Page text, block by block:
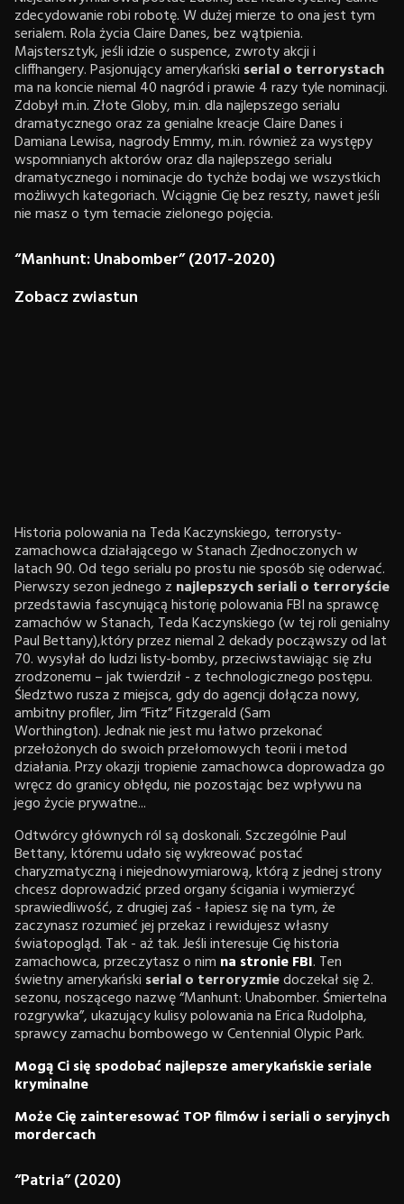
zdecydowanie robi robotę. W dużej mierze to ona jest tym
serialem. Rola życia Claire Danes, bez wątpienia.
Majstersztyk, jeśli idzie o suspence, zwroty akcji i
cliffhangery. Pasjonujący amerykański serial o terrorystach
ma na koncie niemal 40 nagród i prawie 4 razy tyle nominacji.
Zdobył m.in. Złote Globy, m.in. dla najlepszego serialu
dramatycznego oraz za genialne kreacje Claire Danes i
Damiana Lewisa, nagrody Emmy, m.in. również za występy
wspomnianych aktorów oraz dla najlepszego serialu
dramatycznego i nominacje do tychże bodaj we wszystkich
możliwych kategoriach. Wciągnie Cię bez reszty, nawet jeśli
nie masz o tym temacie zielonego pojęcia.
“Manhunt: Unabomber” (2017-2020)
Zobacz zwiastun
Historia polowania na Teda Kaczynskiego, terrorysty-
zamachowca działającego w Stanach Zjednoczonych w
latach 90. Od tego serialu po prostu nie sposób się oderwać.
Pierwszy sezon jednego z najlepszych seriali o terroryście
przedstawia fascynującą historię polowania FBI na sprawcę
zamachów w Stanach, Teda Kaczynskiego (w tej roli genialny
Paul Bettany),który przez niemal 2 dekady począwszy od lat
70. wysyłał do ludzi listy-bomby, przeciwstawiając się złu
zrodzonemu – jak twierdził - z technologicznego postępu.
Śledztwo rusza z miejsca, gdy do agencji dołącza nowy,
ambitny profiler, Jim “Fitz” Fitzgerald (Sam
Worthington). Jednak nie jest mu łatwo przekonać
przełożonych do swoich przełomowych teorii i metod
działania. Przy okazji tropienie zamachowca doprowadza go
wręcz do granicy obłędu, nie pozostając bez wpływu na
jego życie prywatne...
Odtwórcy głównych ról są doskonali. Szczególnie Paul
Bettany, któremu udało się wykreować postać
charyzmatyczną i niejednowymiarową, którą z jednej strony
chcesz doprowadzić przed organy ścigania i wymierzyć
sprawiedliwość, z drugiej zaś - łapiesz się na tym, że
zaczynasz rozumieć jej przekaz i rewidujesz własny
światopogląd. Tak - aż tak. Jeśli interesuje Cię historia
zamachowca, przeczytasz o nim na stronie FBI. Ten
świetny amerykański serial o terroryzmiedoczekał się 2.
sezonu, noszącego nazwę “Manhunt: Unabomber. Śmiertelna
rozgrywka”, ukazujący kulisy polowania na Erica Rudolpha,
sprawcy zamachu bombowego w Centennial Olypic Park.
Mogą Ci się spodobać najlepsze amerykańskie seriale
kryminalne
Może Cię zainteresować TOP filmów i seriali o seryjnych
mordercach
“Patria” (2020)